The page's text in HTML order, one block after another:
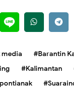
media #Barantin
#Kalimantan